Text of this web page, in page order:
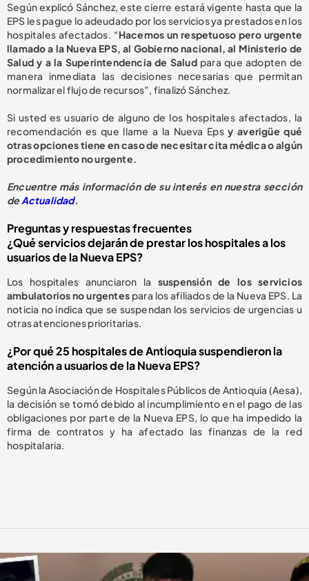
Según explicó Sánchez, este cierre estará vigente hasta que la
EPS les pague lo adeudado por los servicios ya prestados en los
hospitales afectados. “Hacemos un respetuoso pero urgente
llamado a la Nueva EPS, al Gobierno nacional, al Ministerio de
Salud y a la Superintendencia de Salud para que adopten de
manera inmediata las decisiones necesarias que permitan
normalizar el flujo de recursos”, finalizó Sánchez.
Si usted es usuario de alguno de los hospitales afectados, la
recomendación es que llame a la Nueva Epsy averigüe qué
otras opciones tiene en caso de necesitar cita médica o algún
procedimiento no urgente.
Encuentre más información de su interés en nuestra sección
deActualidad.
Preguntas y respuestas frecuentes
¿Qué servicios dejarán de prestar los hospitales a los
usuarios de la Nueva EPS?
Los hospitales anunciaron la suspensión de los servicios
ambulatorios no urgentes para los afiliados de la Nueva EPS. La
noticia no indica que se suspendan los servicios de urgencias u
otras atenciones prioritarias.
¿Por qué 25 hospitales de Antioquia suspendieron la
atención a usuarios de la Nueva EPS?
Según la Asociación de Hospitales Públicos de Antioquia (Aesa),
la decisión se tomó debido al incumplimiento en el pago de las
obligaciones por parte de la Nueva EPS, lo que ha impedido la
firma de contratos y ha afectado las finanzas de la red
hospitalaria.